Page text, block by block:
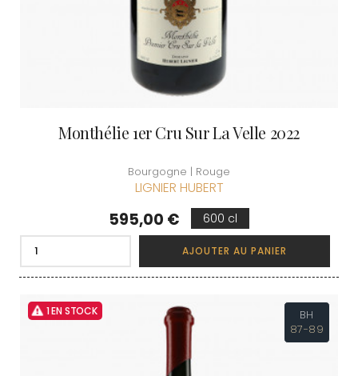
Monthélie 1er Cru Sur La Velle 2022
Bourgogne | Rouge
LIGNIER HUBERT
Prix
595,00 € 600 cl
AJOUTER AU PANIER
1 EN STOCK
BH
87-89